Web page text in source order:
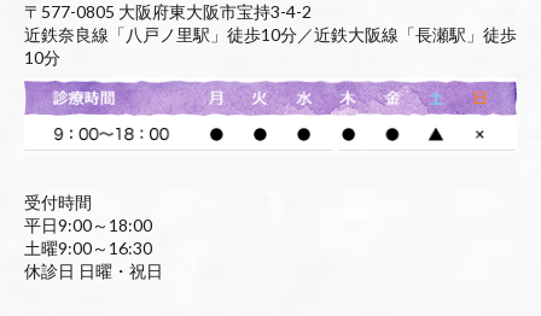
〒577-0805 大阪府東大阪市宝持3-4-2
近鉄奈良線「八戸ノ里駅」徒歩10分／近鉄大阪線「長瀬駅」徒歩
10分
受付時間
平日9:00～18:00
土曜9:00～16:30
休診日 日曜・祝日